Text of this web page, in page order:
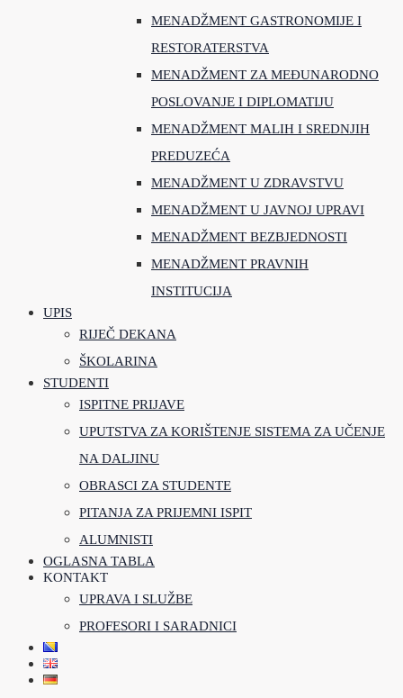
MENADŽMENT GASTRONOMIJE I
RESTORATERSTVA
MENADŽMENT ZA MEĐUNARODNO
POSLOVANJE I DIPLOMATIJU
MENADŽMENT MALIH I SREDNJIH
PREDUZEĆA
MENADŽMENT U ZDRAVSTVU
MENADŽMENT U JAVNOJ UPRAVI
MENADŽMENT BEZBJEDNOSTI
MENADŽMENT PRAVNIH
INSTITUCIJA
UPIS
RIJEČ DEKANA
ŠKOLARINA
STUDENTI
ISPITNE PRIJAVE
UPUTSTVA ZA KORIŠTENJE SISTEMA ZA UČENJE
NA DALJINU
OBRASCI ZA STUDENTE
PITANJA ZA PRIJEMNI ISPIT
ALUMNISTI
OGLASNA TABLA
KONTAKT
UPRAVA I SLUŽBE
PROFESORI I SARADNICI